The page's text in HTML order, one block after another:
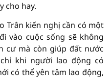
cho hay.
Trân kiến nghị cần có một
vào cuộc sống sẽ không
cư mà còn giúp đất nước
khi người lao động có
có thể yên tâm lao động,